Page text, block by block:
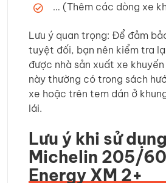
… (Thêm các dòng xe
Lưu ý quan trọng: Để đảm
tuyệt đối, bạn nên kiểm tra
được nhà sản xuất xe
này thường có trong sách
xe hoặc trên tem dán ở
lái.
Lưu ý khi sử
Michelin 205/
Energy XM 2+